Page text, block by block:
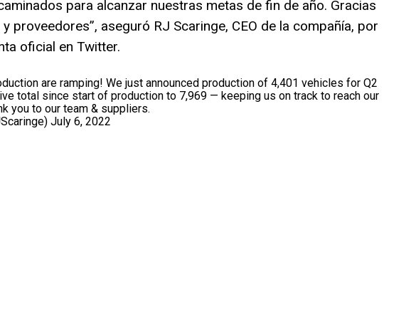
para alcanzar nuestras metas de fin de año. Gracias
proveedores”, aseguró RJ Scaringe, CEO de la compañía, por
oficial en Twitter.
are ramping! We just announced production of 4,401 vehicles for Q2
total since start of production to 7,969 — keeping us on track to reach our
you to our team & suppliers.
July 6, 2022